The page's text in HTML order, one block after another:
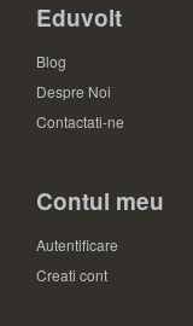
Eduvolt
Blog
Despre Noi
Contactati-ne
Contul meu
Autentificare
Creati cont